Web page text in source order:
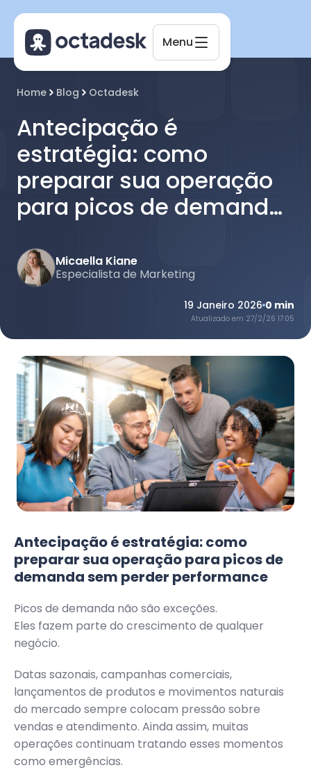
Menu
Home Blog Octadesk
Antecipação é
estratégia: como
preparar sua operação
para picos de demanda
performance
Micaella Kiane
Especialista de Marketing
19 Janeiro 2026 0 min
Atualizado em 27/2/26 17:05
Antecipação é estratégia: como
preparar sua operação para picos de
demanda sem perder performance
Picos de demanda não são exceções.
Eles fazem parte do crescimento de qualquer
negócio.
Datas sazonais, campanhas comerciais,
lançamentos de produtos e movimentos naturais
do mercado sempre colocam pressão sobre
vendas e atendimento. Ainda assim, muitas
operações continuam tratando esses momentos
como emergências.
Octadesk
Online agora